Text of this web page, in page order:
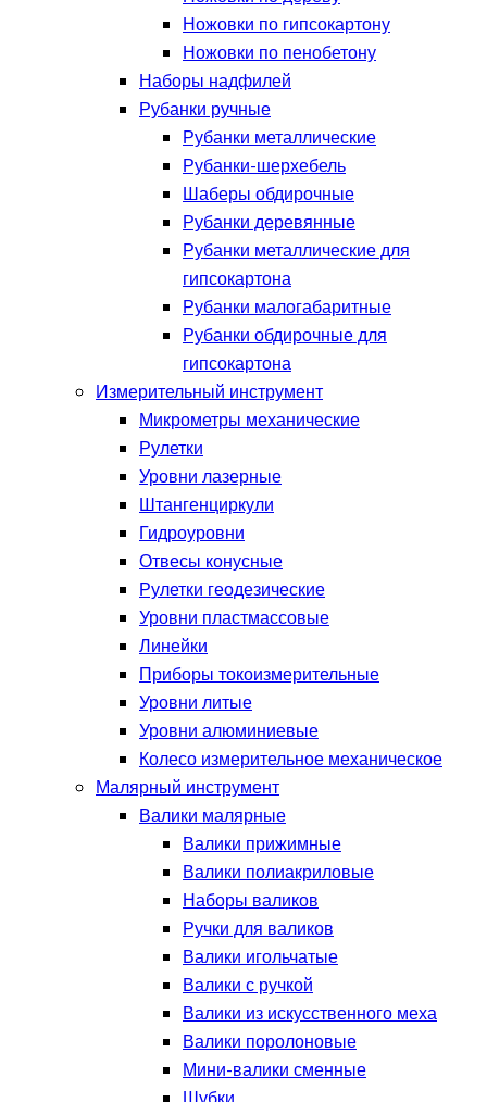
Ножовки по гипсокартону
Ножовки по пенобетону
Наборы надфилей
Рубанки ручные
Рубанки металлические
Рубанки-шерхебель
Шаберы обдирочные
Рубанки деревянные
Рубанки металлические для
гипсокартона
Рубанки малогабаритные
Рубанки обдирочные для
гипсокартона
Измерительный инструмент
Микрометры механические
Рулетки
Уровни лазерные
Штангенциркули
Гидроуровни
Отвесы конусные
Рулетки геодезические
Уровни пластмассовые
Линейки
Приборы токоизмерительные
Уровни литые
Уровни алюминиевые
Колесо измерительное механическое
Малярный инструмент
Валики малярные
Валики прижимные
Валики полиакриловые
Наборы валиков
Ручки для валиков
Валики игольчатые
Валики с ручкой
Валики из искусственного меха
Валики поролоновые
Мини-валики сменные